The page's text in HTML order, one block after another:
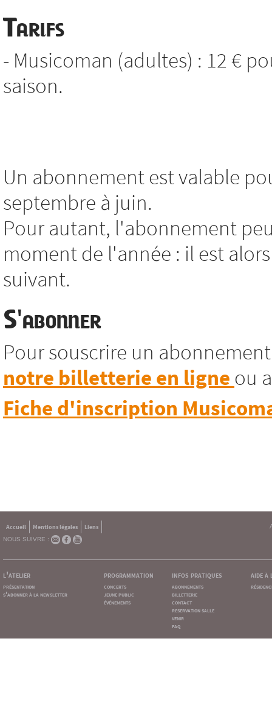
Tarifs
- Musicoman (adultes) : 12 €
saison.
Un abonnement est valable
septembre à juin.
Pour autant, l'abonnement
moment de l'année : il est
suivant.
S'abonner
Pour souscrire un
notre billetterie en ligne ou
Fiche d'inscription
Accueil Mentions légales
Liens
NOUS SUIVRE :
l'atelier
présentation
s'abonner à la newsletter
programmation
concerts
jeune public
événements
infos pratiques
abonnements
billetterie
contact
reservation salle
venir
faq
aide